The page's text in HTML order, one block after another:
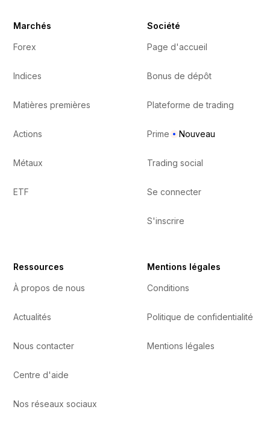
Marchés
Forex
Indices
Matières premières
Actions
Métaux
ETF
Société
Page d'accueil
Bonus de dépôt
Plateforme de trading
Prime Nouveau
Trading social
Se connecter
S'inscrire
Ressources
À propos de nous
Actualités
Nous contacter
Centre d'aide
Nos réseaux sociaux
Mentions légales
Conditions
Politique de confidentialité
Mentions légales